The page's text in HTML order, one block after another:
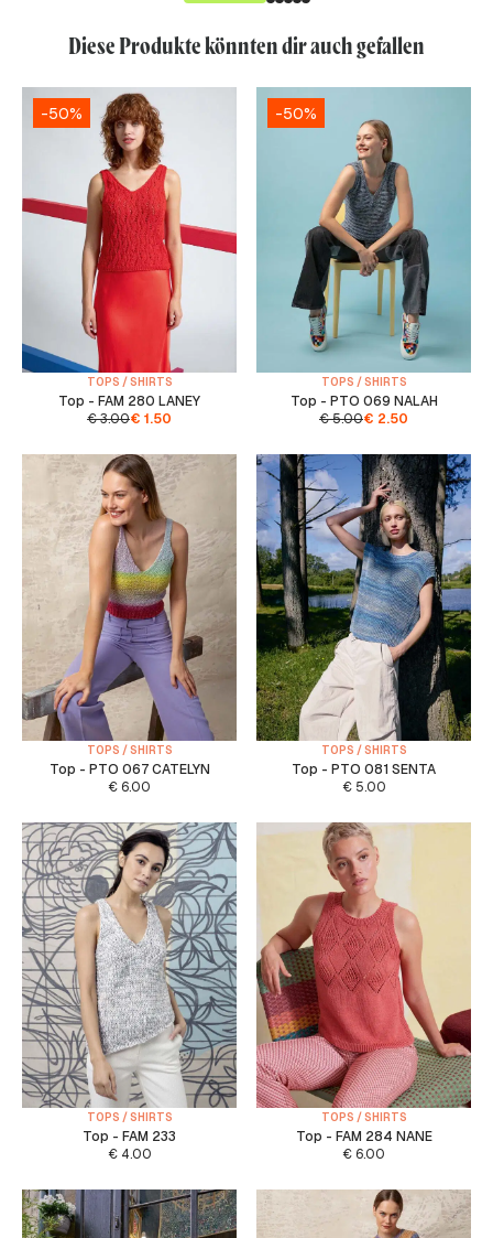
Diese Produkte könnten dir auch gefallen
-50%
TOPS / SHIRTS
Top - FAM 280 LANEY
€3.00€ 1.50
-50%
TOPS / SHIRTS
Top - PTO 069 NALAH
€5.00€ 2.50
TOPS / SHIRTS
Top - PTO 067 CATELYN
€ 6.00
TOPS / SHIRTS
Top - PTO 081 SENTA
€5.00
TOPS / SHIRTS
Top - FAM 233
€4.00
TOPS / SHIRTS
Top - FAM 284 NANE
€ 6.00